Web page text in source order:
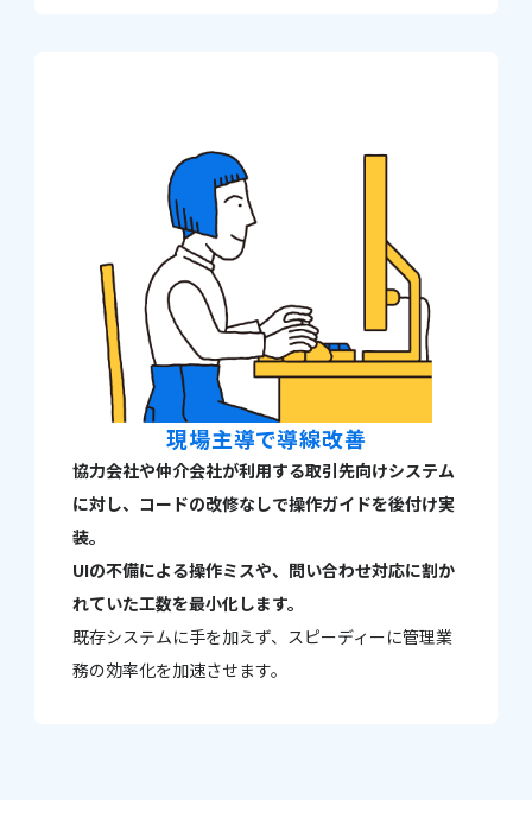
現場主導で導線改善
協力会社や仲介会社が利用する取引先向けシステム
に対し、コードの改修なしで操作ガイドを後付け実
装。
UIの不備による操作ミスや、問い合わせ対応に割か
れていた工数を最小化します。
既存システムに手を加えず、スピーディーに管理業
務の効率化を加速させます。